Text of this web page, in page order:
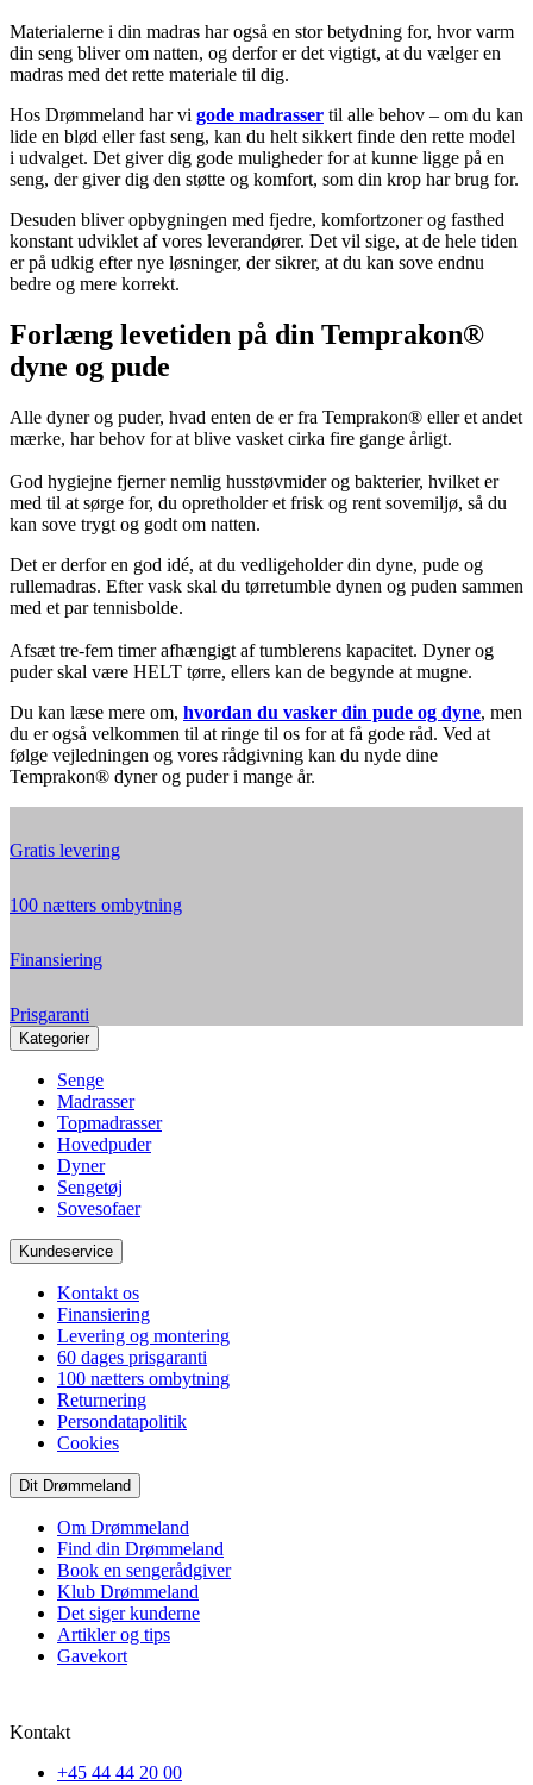
Materialerne i din madras har også en stor betydning for, hvor varm
din seng bliver om natten, og derfor er det vigtigt, at du vælger en
madras med det rette materiale til dig.
Hos Drømmeland har vi gode madrasser til alle behov – om du kan
lide en blød eller fast seng, kan du helt sikkert finde den rette model
i udvalget. Det giver dig gode muligheder for at kunne ligge på en
seng, der giver dig den støtte og komfort, som din krop har brug for.
Desuden bliver opbygningen med fjedre, komfortzoner og fasthed
konstant udviklet af vores leverandører. Det vil sige, at de hele tiden
er på udkig efter nye løsninger, der sikrer, at du kan sove endnu
bedre og mere korrekt.
Forlæng levetiden på din Temprakon®
dyne og pude
Alle dyner og puder, hvad enten de er fra Temprakon® eller et andet
mærke, har behov for at blive vasket cirka fire gange årligt.
God hygiejne fjerner nemlig husstøvmider og bakterier, hvilket er
med til at sørge for, du opretholder et frisk og rent sovemiljø, så du
kan sove trygt og godt om natten.
Det er derfor en god idé, at du vedligeholder din dyne, pude og
rullemadras. Efter vask skal du tørretumble dynen og puden sammen
med et par tennisbolde.
Afsæt tre-fem timer afhængigt af tumblerens kapacitet. Dyner og
puder skal være HELT tørre, ellers kan de begynde at mugne.
Du kan læse mere om, hvordan du vasker din pude og dyne, men
du er også velkommen til at ringe til os for at få gode råd. Ved at
følge vejledningen og vores rådgivning kan du nyde dine
Temprakon® dyner og puder i mange år.
Gratis levering
100 nætters ombytning
Finansiering
Prisgaranti
Kategorier
Senge
Madrasser
Topmadrasser
Hovedpuder
Dyner
Sengetøj
Sovesofaer
Kundeservice
Kontakt os
Finansiering
Levering og montering
60 dages prisgaranti
100 nætters ombytning
Returnering
Persondatapolitik
Cookies
Dit Drømmeland
Om Drømmeland
Find din Drømmeland
Book en sengerådgiver
Klub Drømmeland
Det siger kunderne
Artikler og tips
Gavekort
Kontakt
+45 44 44 20 00